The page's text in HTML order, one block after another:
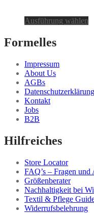
Ausführung wählen
Formelles
Impressum
About Us
AGBs
Datenschutzerklärung
Kontakt
Jobs
B2B
Hilfreiches
Store Locator
FAQ’s – Fragen und
Größenberater
Nachhaltigkeit bei
Textil & Pflege
Widerrufsbelehrung